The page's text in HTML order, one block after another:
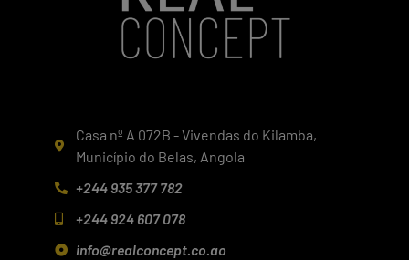
Casa nº A 072B - Vivendas do Kilamba,
Município do Belas, Angola
+244 935 377 782
+244 924 607 078
info@realconcept.co.ao